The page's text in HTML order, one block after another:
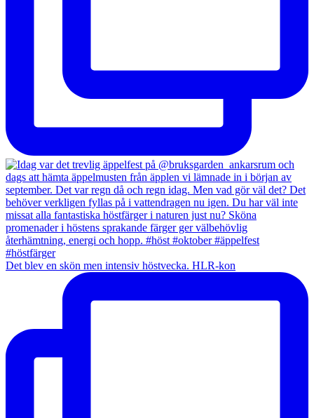
Det blev en skön men intensiv höstvecka. HLR-kon